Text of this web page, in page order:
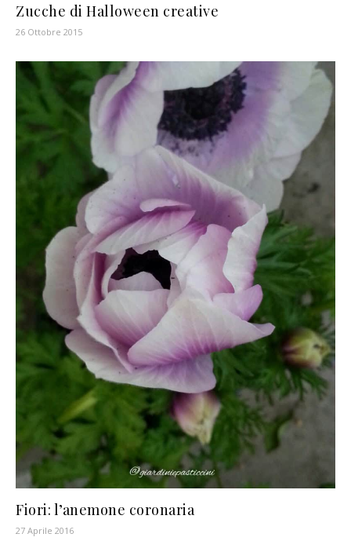
Zucche di Halloween creative
26 Ottobre 2015
Fiori: l’anemone coronaria
27 Aprile 2016